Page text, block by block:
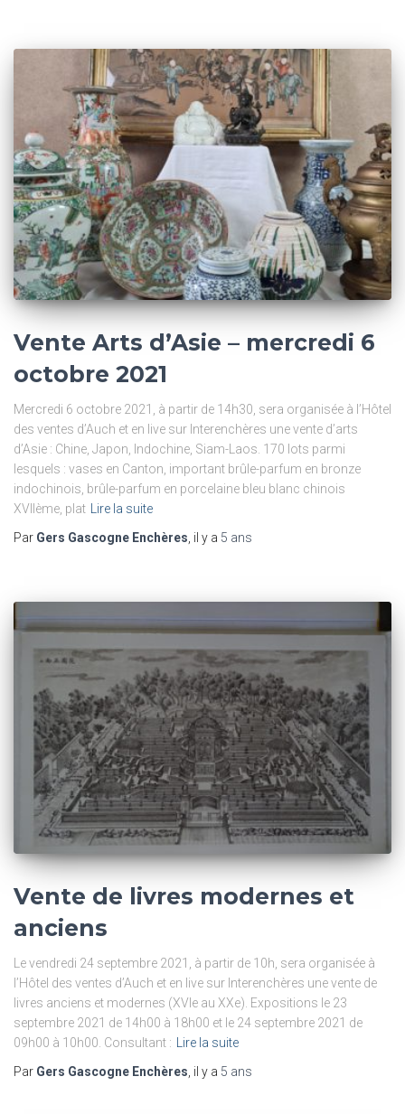
Vente Arts d’Asie – mercredi 6
octobre 2021
Mercredi 6 octobre 2021, à partir de 14h30, sera organisée à l’Hôtel
des ventes d’Auch et en live sur Interenchères une vente d’arts
d’Asie : Chine, Japon, Indochine, Siam-Laos. 170 lots parmi
lesquels : vases en Canton, important brûle-parfum en bronze
indochinois, brûle-parfum en porcelaine bleu blanc chinois
XVIIème, plat Lire la suite
Par Gers Gascogne Enchères, il y a 5 ans
Vente de livres modernes et
anciens
Le vendredi 24 septembre 2021, à partir de 10h, sera organisée à
l’Hôtel des ventes d’Auch et en live sur Interenchères une vente de
livres anciens et modernes (XVIe au XXe). Expositions le 23
septembre 2021 de 14h00 à 18h00 et le 24 septembre 2021 de
09h00 à 10h00. Consultant :
Lire la suite
Par Gers Gascogne Enchères , il y a 5 ans